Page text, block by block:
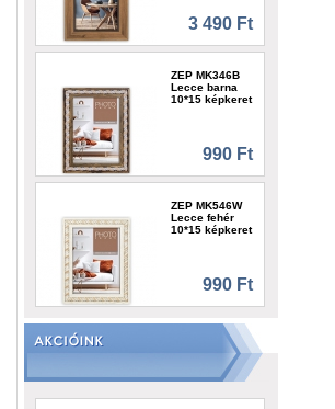
3 490 Ft
ZEP MK346B
Lecce barna
10*15 képkeret
990 Ft
ZEP MK546W
Lecce fehér
10*15 képkeret
990 Ft